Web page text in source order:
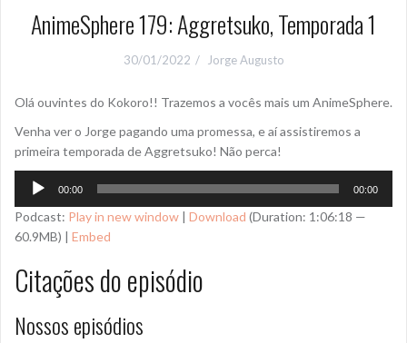
AnimeSphere 179: Aggretsuko, Temporada 1
30/01/2022 Jorge Augusto
Olá ouvintes do Kokoro!! Trazemos a vocês mais um AnimeSphere.
Venha ver o Jorge pagando uma promessa, e aí assistiremos a
primeira temporada de Aggretsuko! Não perca!
Tocador
áudio
00:00 00:00
Podcast: Play in new window | Download (Duration: 1:06:18 —
60.9MB) | Embed
Citações do episódio
Nossos episódios